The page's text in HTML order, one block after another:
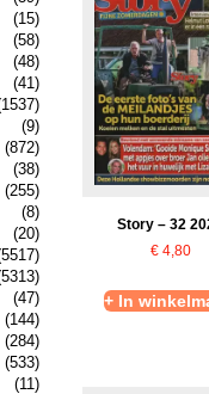
(15)
(58)
(48)
(41)
(9)
(872)
(38)
(255)
(8)
(20)
(47)
(144)
(284)
(533)
(11)
Story – 32
€4,80
+ In